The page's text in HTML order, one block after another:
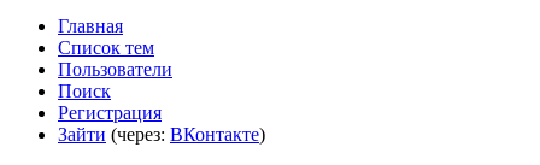
Главная
Список тем
Пользователи
Поиск
Регистрация
Зайти (через: ВКонтакте)